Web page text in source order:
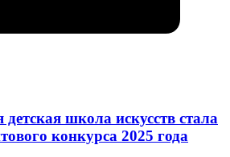
школа искусств стала
конкурса 2025 года